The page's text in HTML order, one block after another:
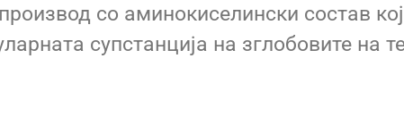
со аминокиселински состав
супстанција на зглобовите на